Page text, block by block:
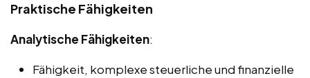
Praktische Fähigkeiten
Analytische Fähigkeiten:
Fähigkeit, komplexe steuerliche und finanzielle